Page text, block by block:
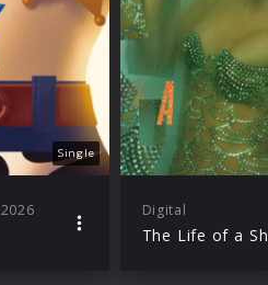
Single
2026 Digital
The Life of a